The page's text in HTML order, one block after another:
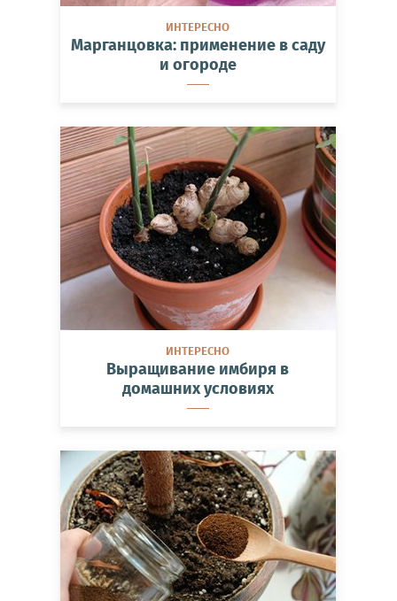
ИНТЕРЕСНО
Марганцовка: применение в саду
и огороде
ИНТЕРЕСНО
Выращивание имбиря в
домашних условиях